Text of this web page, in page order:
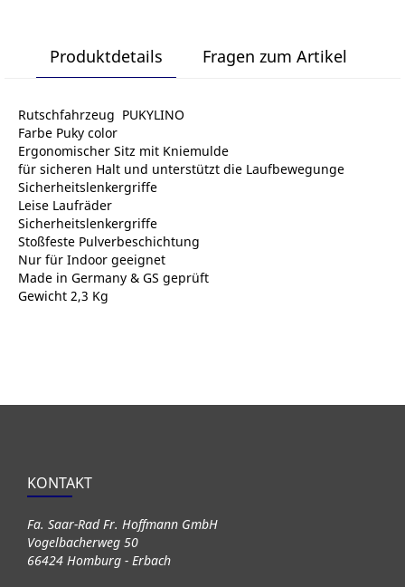
Produktdetails Fragen zum Artikel
Rutschfahrzeug PUKYLINO
Farbe Puky color
Ergonomischer Sitz mit Kniemulde
für sicheren Halt und unterstützt die Laufbewegunge
Sicherheitslenkergriffe
Leise Laufräder
Sicherheitslenkergriffe
Stoßfeste Pulverbeschichtung
Nur für Indoor geeignet
Made in Germany & GS geprüft
Gewicht 2,3 Kg
KONTAKT
Fa. Saar-Rad Fr. Hoffmann GmbH
Vogelbacherweg 50
66424 Homburg - Erbach